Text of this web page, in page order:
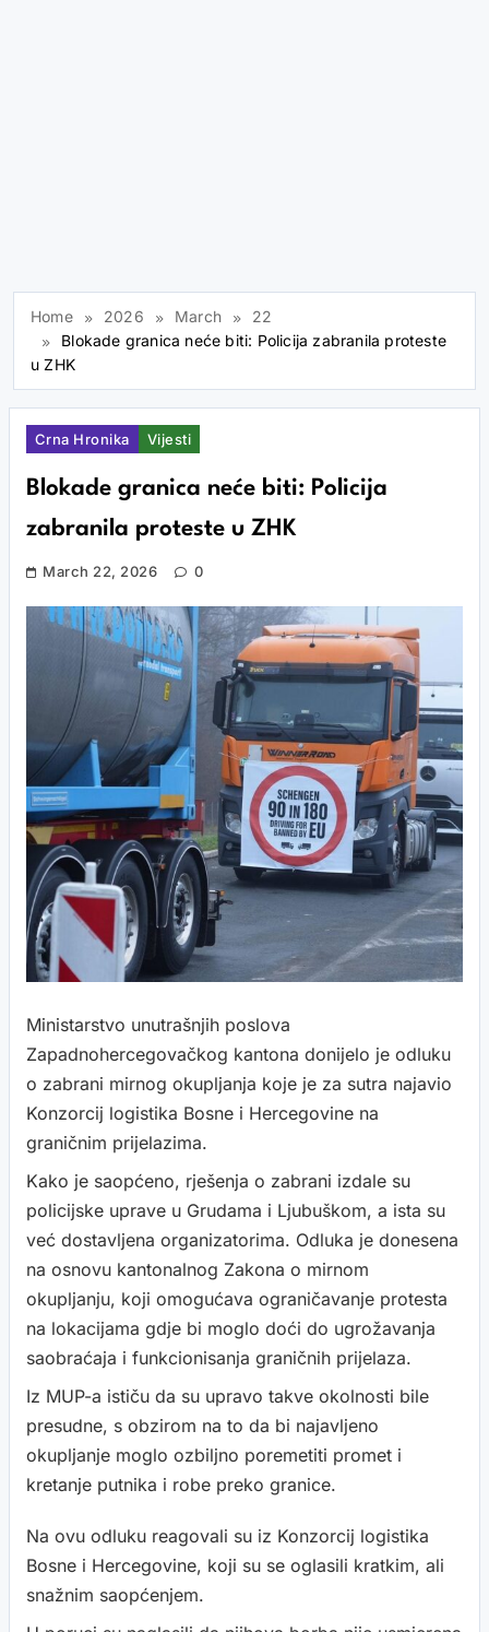
Home 2026 March
22
Blokade granica neće biti: Policija zabranila proteste
u ZHK
Crna Hronika Vijesti
Blokade granica neće biti: Policija
zabranila proteste u ZHK
March 22, 2026 0
Ministarstvo unutrašnjih poslova
Zapadnohercegovačkog kantona donijelo je odluku
o zabrani mirnog okupljanja koje je za sutra najavio
Konzorcij logistika Bosne i Hercegovine na
graničnim prijelazima.
Kako je saopćeno, rješenja o zabrani izdale su
policijske uprave u Grudama i Ljubuškom, a ista su
već dostavljena organizatorima. Odluka je donesena
na osnovu kantonalnog Zakona o mirnom
okupljanju, koji omogućava ograničavanje protesta
na lokacijama gdje bi moglo doći do ugrožavanja
saobraćaja i funkcionisanja graničnih prijelaza.
Iz MUP-a ističu da su upravo takve okolnosti bile
presudne, s obzirom na to da bi najavljeno
okupljanje moglo ozbiljno poremetiti promet i
kretanje putnika i robe preko granice.
Na ovu odluku reagovali su iz Konzorcij logistika
Bosne i Hercegovine, koji su se oglasili kratkim, ali
snažnim saopćenjem.